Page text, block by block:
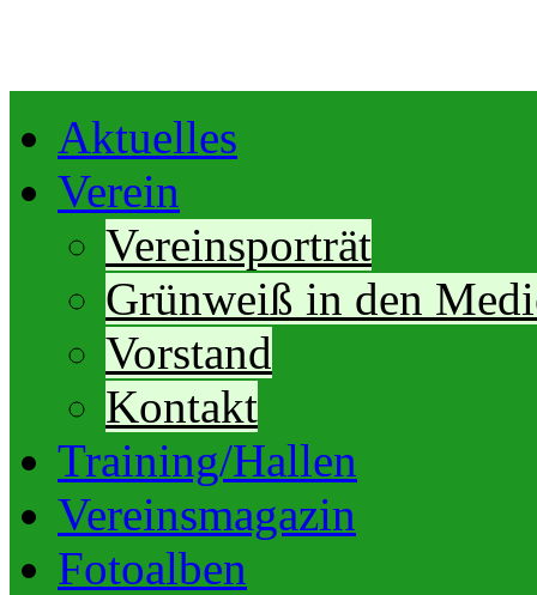
Aktuelles
Verein
Vereinsporträt
Grünweiß in den
Vorstand
Kontakt
Training/Hallen
Vereinsmagazin
Fotoalben